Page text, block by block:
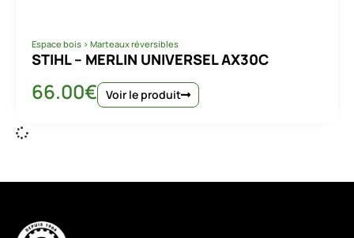
Espace bois > Marteaux réversibles
STIHL – MERLIN UNIVERSEL AX30C
66.00€ Voir le produit